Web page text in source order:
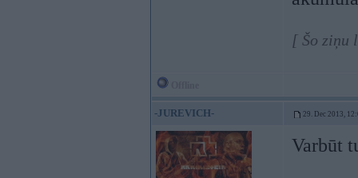
[ Šo ziņu
-JUREVICH- 29. Dec 2013,
Varbūt